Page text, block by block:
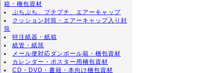
箱・梱包資材
ぷちぷち、プチプチ、エアーキャップ
クッション封筒・エアーキャップ入り封
筒
特注紙器・紙箱
紙管・紙筒
メール便対応ダンボール箱・梱包資材
カレンダー・ポスター用梱包資材
CD・DVD・書籍・本向け梱包資材